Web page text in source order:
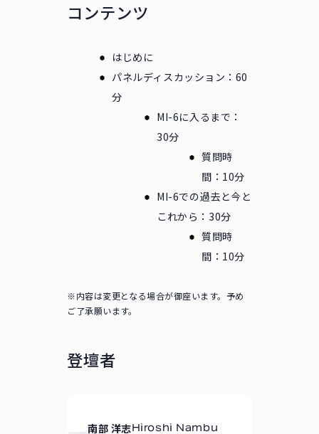
コンテンツ
はじめに
パネルディスカッション：60
分
MI-6に入るまで：
30分
質問時
間：10分
MI-6での過去と今と
これから：30分
質問時
間：10分
※内容は変更となる場合が御座います。予め
ご了承願います。
登壇者
南部 洋志Hiroshi Nambu